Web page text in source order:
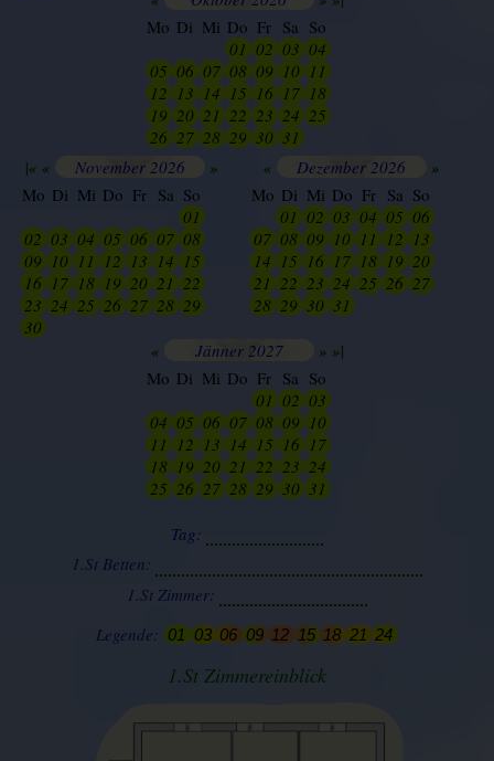
Mo Di Mi Do Fr Sa So
01 02 03 04
05 06 07 08 09 10 11
12 13 14 15 16 17 18
19 20 21 22 23 24 25
26 27 28 29 30 31
|« « November 2026 »
Mo Di Mi Do Fr Sa So
01
02 03 04 05 06 07 08
09 10 11 12 13 14 15
16 17 18 19 20 21 22
23 24 25 26 27 28 29
30
« Dezember 2026 »
Mo Di Mi Do Fr Sa So
01 02 03 04 05 06
07 08 09 10 11 12 13
14 15 16 17 18 19 20
21 22 23 24 25 26 27
28 29 30 31
« Jänner 2027 » »|
Mo Di Mi Do Fr Sa So
01 02 03
04 05 06 07 08 09 10
11 12 13 14 15 16 17
18 19 20 21 22 23 24
25 26 27 28 29 30 31
Tag:
1.St Betten:
1.St Zimmer:
Legende: 01 03 06 09 12 15 18 21 24
1.St Zimmereinblick